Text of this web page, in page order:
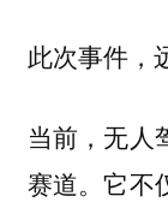
此次事件，
当前，无人
赛道。它不